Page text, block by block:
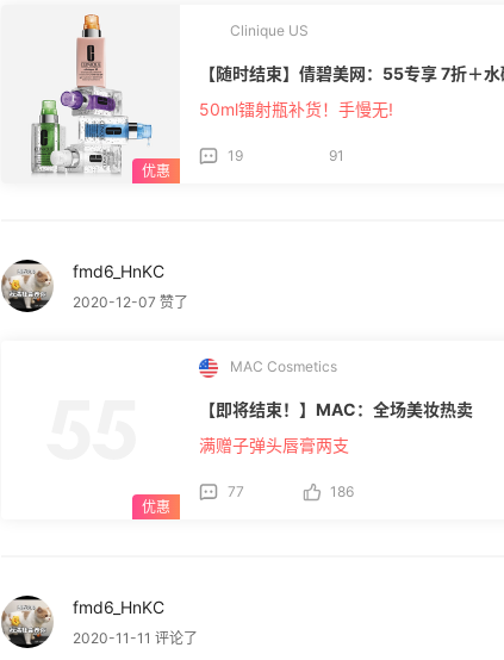
Clinique US
【随时结束】倩碧美网：55专享 7折＋
50ml镭射瓶补货！手慢无!
19 91
fmd6_HnKC
2020-12-07 赞了
MAC Cosmetics
【即将结束！】MAC：全场美妆热卖
满赠子弹头唇膏两支
77 186
fmd6_HnKC
2020-11-11 评论了